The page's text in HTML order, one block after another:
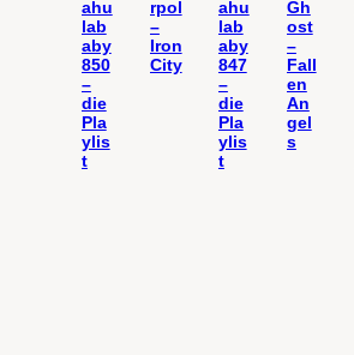
ahu
lab
aby
850
–
die
Pla
ylis
t
rpol
–
Iron
City
ahu
lab
aby
847
–
die
Pla
ylis
t
Gh
ost
–
Fall
en
An
gel
s